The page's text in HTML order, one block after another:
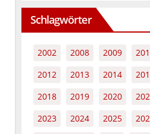
Schlagwörter
2002 2008 2009
2012
2013 2014
2018
2019 2020
2023
2024 2025